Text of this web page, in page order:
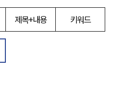
제목+내용 키워드